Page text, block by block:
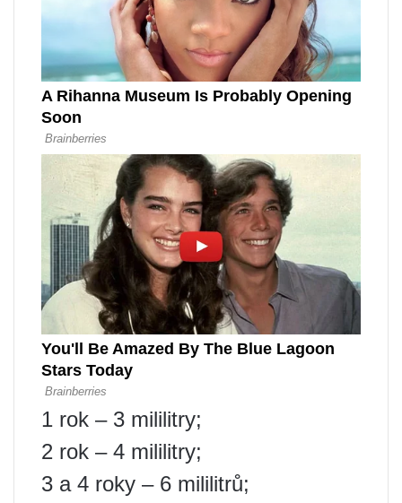
1 rok – 3 mililitry;
2 rok – 4 mililitry;
3 a 4 roky – 6 mililitrů;